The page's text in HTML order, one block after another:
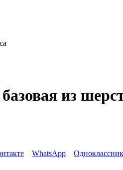
из
WhatsApp